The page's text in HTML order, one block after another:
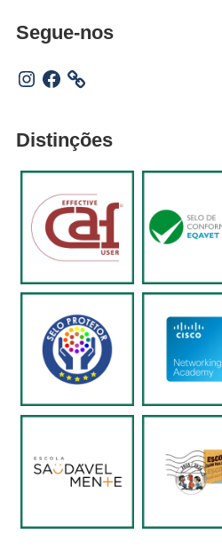
Segue-nos
Instagram
Facebook
Distinções